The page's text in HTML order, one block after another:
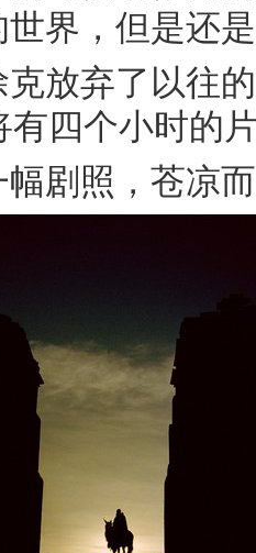
界，但是还
克放弃了以往
有四个小时的
剧照，苍凉